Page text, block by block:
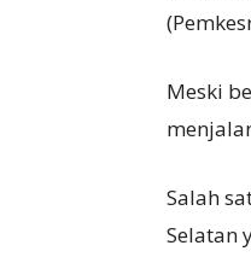
Meski
Salah
Selatan